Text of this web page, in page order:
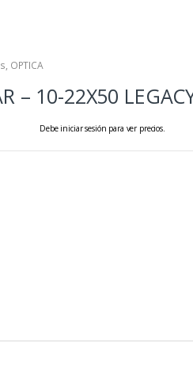
, OPTICA
– 10-22X50
Debe iniciar sesión para ver precios.